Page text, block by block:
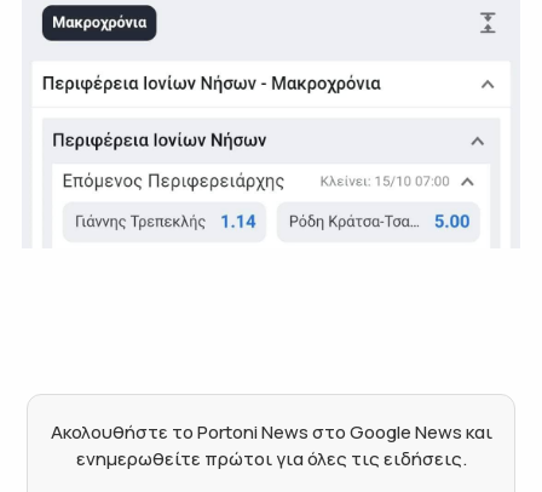
Ακολουθήστε το Portoni News στο Google News και
ενημερωθείτε πρώτοι για όλες τις ειδήσεις.